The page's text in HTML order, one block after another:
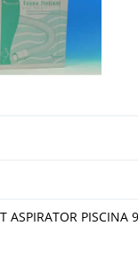
ASPIRATOR PISCINA 9